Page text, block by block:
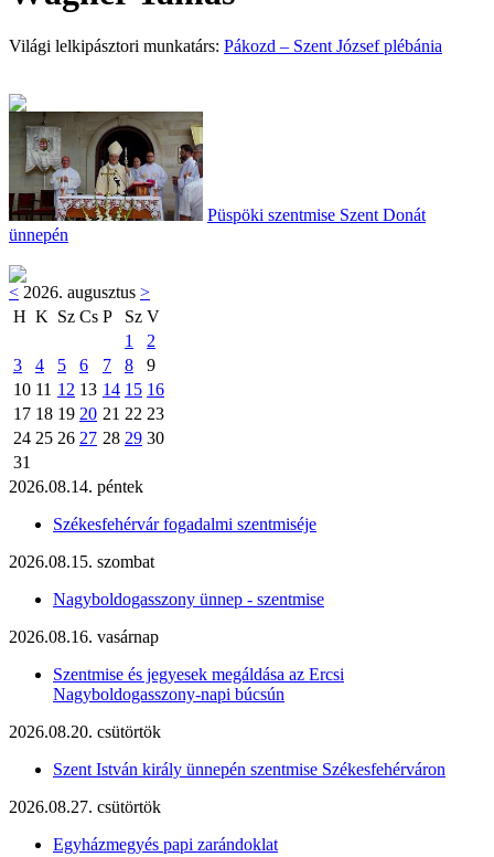
Világi lelkipásztori munkatárs: Pákozd – Szent József plébánia
Püspöki szentmise Szent Donát
ünnepén
< 2026. augusztus >
H K Sz Cs P Sz V
1
2
3
4 5 6 7 8
9
10 11 12 13 14 15 16
17 18 19 20 21 22 23
24 25 26 27 28 29 30
31
2026.08.14. péntek
Székesfehérvár fogadalmi szentmiséje
2026.08.15. szombat
Nagyboldogasszony ünnep - szentmise
2026.08.16. vasárnap
Szentmise és jegyesek megáldása az Ercsi
Nagyboldogasszony-napi búcsún
2026.08.20. csütörtök
Szent István király ünnepén szentmise Székesfehérváron
2026.08.27. csütörtök
Egyházmegyés papi zarándoklat